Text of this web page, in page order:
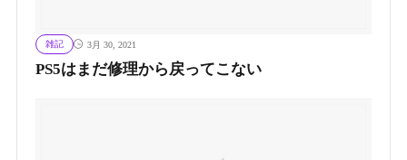
雑記 3月 30, 2021
PS5はまだ修理から戻ってこない